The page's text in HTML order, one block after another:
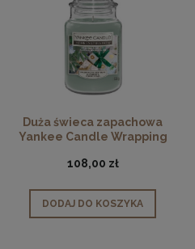
Duża świeca zapachowa
Yankee Candle Wrapping
108,00 zł
DODAJ DO KOSZYKA